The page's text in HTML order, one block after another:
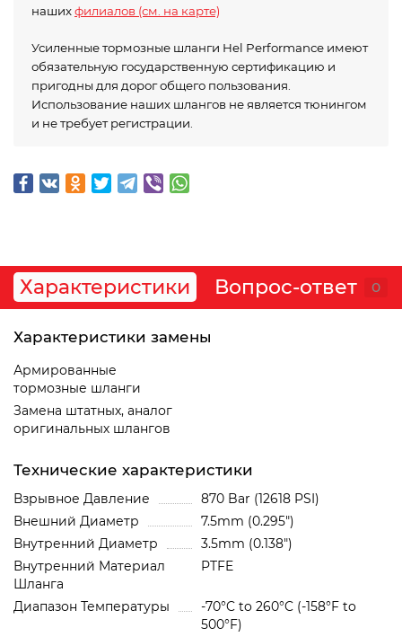
нашихфилиалов (см. на карте)
Усиленные тормозные шланги Hel Performance имеют
обязательную государственную сертификацию и
пригодны для дорог общего пользования.
Использование наших шлангов не является тюнингом
и не требует регистрации.
Характеристики Вопрос-ответ 0
Характеристики замены
Армированные
тормозные шланги
Замена штатных, аналог
оригинальных шлангов
Технические характеристики
Взрывное Давление
870 Bar (12618 PSI)
Внешний Диаметр
7.5mm (0.295")
Внутренний Диаметр
3.5mm (0.138")
Внутренний Материал
Шланга
PTFE
Диапазон Температуры
-70°C to 260°C (-158°F to
500°F)